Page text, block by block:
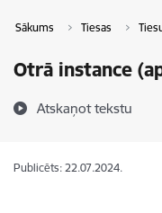
Sākums Tiesas
Otrā instance
Atskaņot tekstu
Publicēts: 22.07.2024.